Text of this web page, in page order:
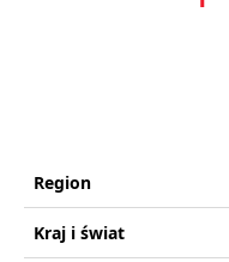
Region
Kraj i świat